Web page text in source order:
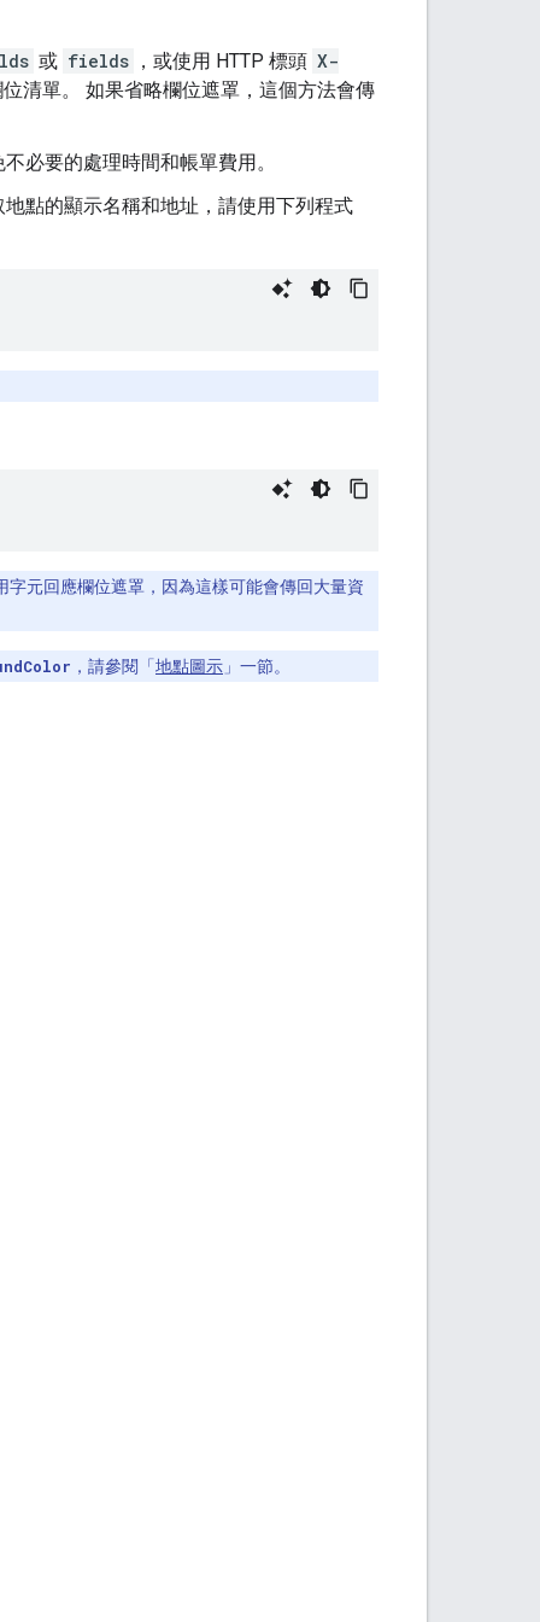
或 fields ，或使用 HTTP 標頭 X-
清單。 如果省略欄位遮罩，這個方法會傳
必要的處理時間和帳單費用。
點的顯示名稱和地址，請使用下列程式
元回應欄位遮罩，因為這樣可能會傳回大量資
，請參閱「 地點圖示 」一節。